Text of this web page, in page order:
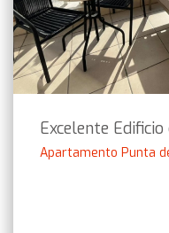
Excelente
Apartamento Punta